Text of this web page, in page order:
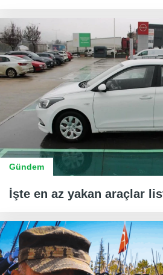
Gündem
İşte en az yakan araçlar